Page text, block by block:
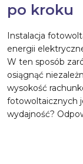
po kroku
Instalacja
energii
W ten sposób
osiągnąć
wysokość
fotowoltaicznych
wydajność?